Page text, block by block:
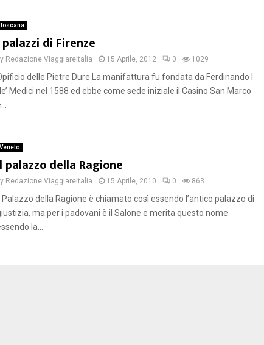
Toscana
di Firenze
Redazione ViaggiareItalia 15 Aprile, 2012 0 1029
delle Pietre Dure La manifattura fu fondata da Ferdinando I
Medici nel 1588 ed ebbe come sede iniziale il Casino San Marco
Veneto
palazzo della Ragione
Redazione ViaggiareItalia 15 Aprile, 2010 0 863
Palazzo della Ragione è chiamato così essendo l’antico palazzo di
ma per i padovani è il Salone e merita questo nome
la...